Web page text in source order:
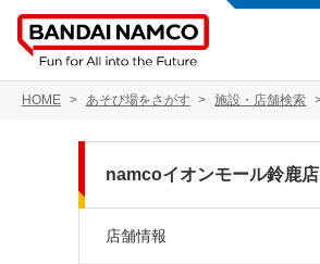
HOME あそび場をさがす 施設・店舗検索
namcoイオンモール鈴鹿店
店舗情報